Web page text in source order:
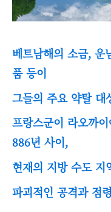
베트남해의 소금, 운
품 등이
그들의 주요 약탈 대
프랑스군이 라오까
886년 사이,
현재의 지방 수도 지
파괴적인 공격과 점